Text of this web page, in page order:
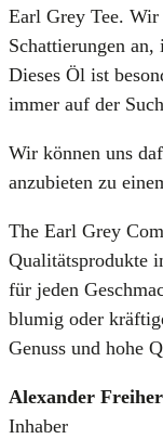
Earl Grey Tee. Wir
Schattierungen
Dieses Öl ist
immer auf der
Wir können uns
anzubieten zu
The Earl Grey
Qualitätsprodukte
für jeden
blumig oder
Genuss und hohe
Alexander
Inhaber